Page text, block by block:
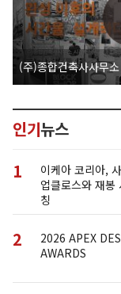
(주)종합건축사사무
인기뉴스
1
이케아 코리아,
업클로스와 재봉
칭
2
2026 APEX
AWARDS